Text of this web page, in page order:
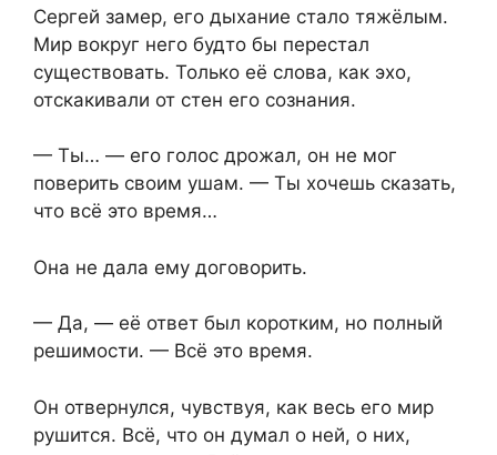
Сергей замер, его дыхание стало тяжёлым.
Мир вокруг него будто бы перестал
существовать. Только её слова, как эхо,
отскакивали от стен его сознания.
— Ты… — его голос дрожал, он не мог
поверить своим ушам. — Ты хочешь сказать,
что всё это время…
Она не дала ему договорить.
— Да, — её ответ был коротким, но полный
решимости. — Всё это время.
Он отвернулся, чувствуя, как весь его мир
рушится. Всё, что он думал о ней, о них,